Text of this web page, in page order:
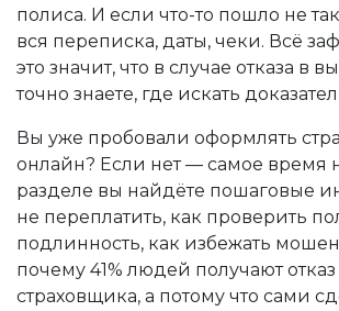
полиса. И если что-то пошло не
вся переписка, даты, чеки. Всё
это значит, что в случае отказа в
точно знаете, где искать
Вы уже пробовали оформлять
онлайн? Если нет — самое время
разделе вы найдёте пошаговые
не переплатить, как проверить
подлинность, как избежать
почему 41% людей получают отказ
страховщика, а потому что сами